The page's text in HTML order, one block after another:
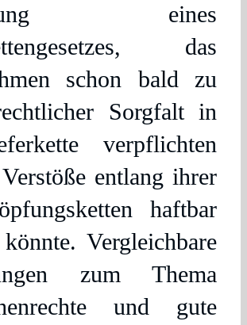
eines
das
schon bald zu
Sorgfalt in
verpflichten
entlang ihrer
haftbar
Vergleichbare
zum Thema
und gute